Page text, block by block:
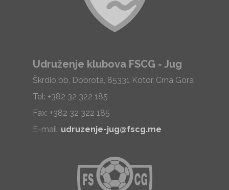
Udruženje klubova FSCG - Jug
Škrdio bb, Dobrota, 85331 Kotor, Crna Gora
Tel: +382 32 322 185
Fax: +382 32 322 185
E-mail: udruzenje-jug@fscg.me